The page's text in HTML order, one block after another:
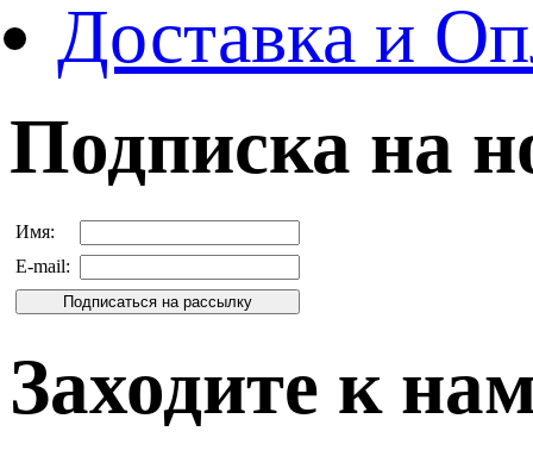
Доставка и
Подписка на
Имя:
E-mail:
Заходите к